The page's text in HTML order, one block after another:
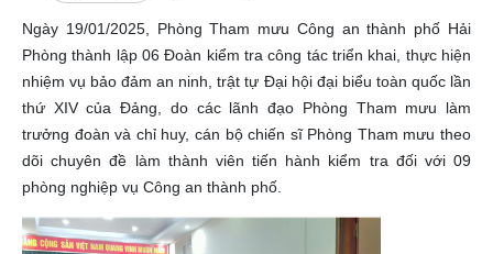
Ngày 19/01/2025, Phòng Tham mưu Công an thành phố Hải
Phòng thành lập 06 Đoàn kiểm tra công tác triển khai, thực hiện
nhiệm vụ bảo đảm an ninh, trật tự Đại hội đại biểu toàn quốc lần
thứ XIV của Đảng, do các lãnh đạo Phòng Tham mưu làm
trưởng đoàn và chỉ huy, cán bộ chiến sĩ Phòng Tham mưu theo
dõi chuyên đề làm thành viên tiến hành kiểm tra đối với 09
phòng nghiệp vụ Công an thành phố.